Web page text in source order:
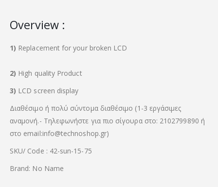
Overview :
1) Replacement for your broken LCD
2) High quality Product
3) LCD screen display
Διαθέσιμο ή πολύ σύντομα διαθέσιμο (1-3 εργάσιμες
αναμονή.- Τηλεφωνήστε για πιο σίγουρα στο: 2102799890 ή
στο email:info@technoshop.gr)
SKU/ Code : 42-sun-15-75
Brand: No Name